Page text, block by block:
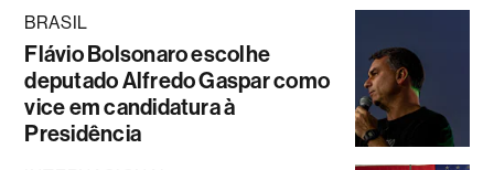
BRASIL
Flávio Bolsonaro escolhe
deputado Alfredo Gaspar como
vice em candidatura à
Presidência